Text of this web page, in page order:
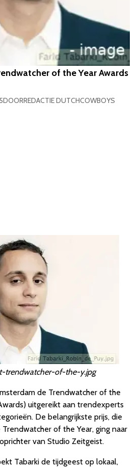
of the Year Awards
DOORREDACTIE DUTCHCOWBOYS
trendwatcher-of-the-y.jpg
de Trendwatcher of the
uitgereikt aan trendexperts
De belangrijkste prijs, die
of the Year, ging naar
van Studio Zeitgeist.
Tabarki de tijdgeest op lokaal,